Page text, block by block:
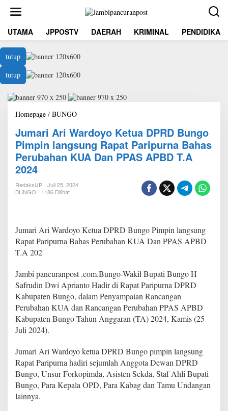
t
i
e
o
UTAMA JPPOSTV DAERAH KRIMINAL PENDIDIKAN
tutup
tutup
Homepage / BUNGO
m
a
r
i
i
o
y
e
t
u
a
D
P
R
u
n
g
o
P
Jumari Ari Wardoyo Ketua DPRD Bungo
Pimpin langsung Rapat Paripurna Bahas
Perubahan KUA Dan PPAS APBD T.A
2024
RedaksiJP
Juli 25, 2024
BUNGO
1186 Dilihat
Jumari Ari Wardoyo Ketua DPRD Bungo Pimpin langsung
Rapat Paripurna Bahas Perubahan KUA Dan PPAS APBD
T.A 202
Jambi pancuranpost .com.Bungo-Wakil Bupati Bungo H
Safrudin Dwi Aprianto Hadir di Rapat Paripurna DPRD
Kabupaten Bungo, dalam Penyampaian Rancangan
Perubahan KUA dan Rancangan Perubahan PPAS APBD
Kabupaten Bungo Tahun Anggaran (TA) 2024, Kamis (25
Juli 2024).
Jumari Ari Wardoyo ketua DPRD Bungo pimpin langsung
Rapat Paripurna hadiri sejumlah Anggota Dewan DPRD
Bungo, Unsur Forkopimda, Asisten Sekda, Staf Ahli Bupati
Bungo, Para Kepala OPD, Para Kabag dan Tamu Undangan
lainnya.